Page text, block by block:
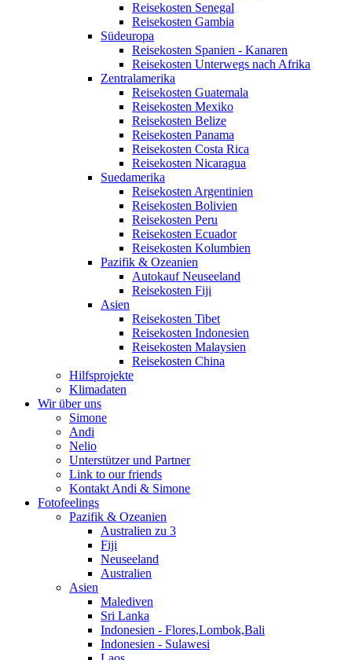
Reisekosten Senegal
Reisekosten Gambia
Südeuropa
Reisekosten Spanien - Kanaren
Reisekosten Unterwegs nach Afrika
Zentralamerika
Reisekosten Guatemala
Reisekosten Mexiko
Reisekosten Belize
Reisekosten Panama
Reisekosten Costa Rica
Reisekosten Nicaragua
Suedamerika
Reisekosten Argentinien
Reisekosten Bolivien
Reisekosten Peru
Reisekosten Ecuador
Reisekosten Kolumbien
Pazifik & Ozeanien
Autokauf Neuseeland
Reisekosten Fiji
Asien
Reisekosten Tibet
Reisekosten Indonesien
Reisekosten Malaysien
Reisekosten China
Hilfsprojekte
Klimadaten
Wir über uns
Simone
Andi
Nelio
Unterstützer und Partner
Link to our friends
Kontakt Andi & Simone
Fotofeelings
Pazifik & Ozeanien
Australien zu 3
Fiji
Neuseeland
Australien
Asien
Malediven
Sri Lanka
Indonesien - Flores,Lombok,Bali
Indonesien - Sulawesi